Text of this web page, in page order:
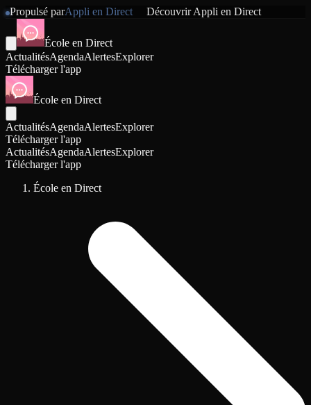
Propulsé parAppli en Direct DécouvrirAppli en Direct
École en Direct
ActualitésAgendaAlertesExplorer
Télécharger l'app
École en Direct
ActualitésAgendaAlertesExplorer
Télécharger l'app
ActualitésAgendaAlertesExplorer
Télécharger l'app
École en Direct